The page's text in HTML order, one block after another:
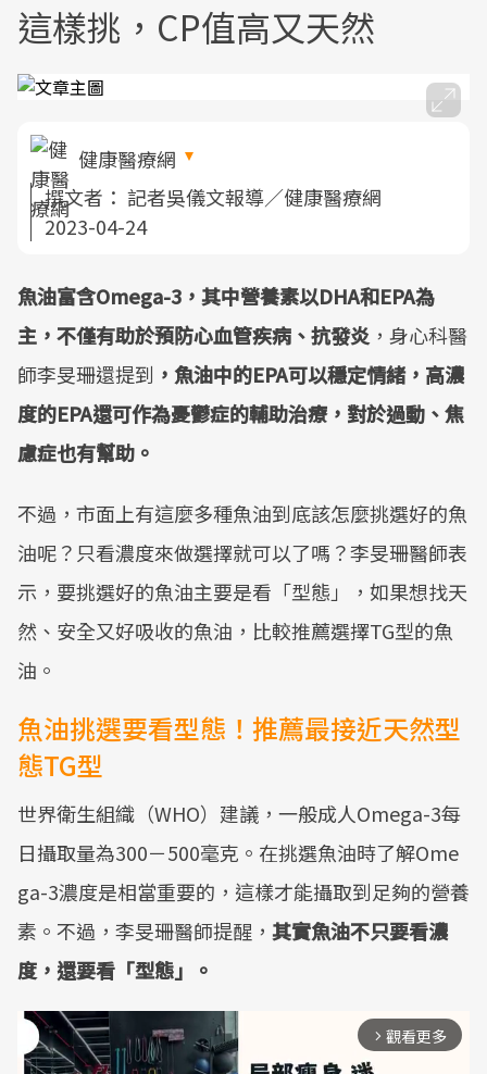
這樣挑，CP值高又天然
健康醫療網
撰文者： 記者吳儀文報導／健康醫療網
2023-04-24
魚油富含Omega-3，其中營養素以DHA和EPA為
主，不僅有助於預防心血管疾病、抗發炎 ，身心科醫
師李旻珊還提到 ，魚油中的EPA可以穩定情緒，高濃
度的EPA還可作為憂鬱症的輔助治療，對於過動、焦
慮症也有幫助。
不過，市面上有這麼多種魚油到底該怎麼挑選好的魚
油呢？只看濃度來做選擇就可以了嗎？李旻珊醫師表
示，要挑選好的魚油主要是看「型態」，如果想找天
然、安全又好吸收的魚油，比較推薦選擇TG型的魚
油。
魚油挑選要看型態！推薦最接近天然型
態TG型
世界衛生組織（WHO）建議，一般成人Omega-3每
日攝取量為300－500毫克。在挑選魚油時了解Ome
ga-3濃度是相當重要的，這樣才能攝取到足夠的營養
素。不過，李旻珊醫師提醒， 其實魚油不只要看濃
度，還要看「型態」。
arrow_forward_ios 觀看更多